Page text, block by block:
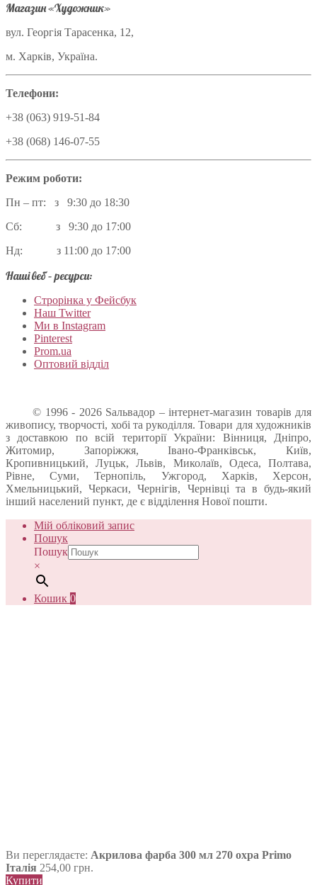
Магазин «Художник»
вул. Георгія Тарасенка, 12,
м. Харків, Україна.
Телефони:
+38 (063) 919-51-84
+38 (068) 146-07-55
Режим роботи:
Пн – пт: з 9:30 до 18:30
Сб: з 9:30 до 17:00
Нд: з 11:00 до 17:00
Наші веб – ресурси:
Строрінка у Фейсбук
Наш Twitter
Ми в Instagram
Pinterest
Prom.ua
Оптовий відділ
© 1996 - 2026 Sальвадор – інтернет-магазин товарів для
живопису, творчості, хобі та рукоділля. Товари для художників
з доставкою по всій території України: Вінниця, Дніпро,
Житомир, Запоріжжя, Івано-Франківськ, Київ,
Кропивницький, Луцьк, Львів, Миколаїв, Одеса, Полтава,
Рівне, Суми, Тернопіль, Ужгород, Харків, Херсон,
Хмельницький, Черкаси, Чернігів, Чернівці та в будь-який
інший населений пункт, де є відділення Нової пошти.
Мій обліковий запис
Пошук
Пошук
×
Кошик 0
Ви переглядаєте: Акрилова фарба 300 мл 270 охра Primo
Італія 254,00 грн.
Купити